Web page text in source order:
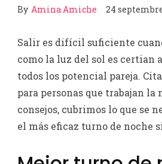
By Amina Amiche 24
Salir es difícil suficiente
como la luz del sol es certian
todos los potencial pareja.
para personas que trabajan la
consejos, cubrimos lo que se
el más eficaz turno de noche